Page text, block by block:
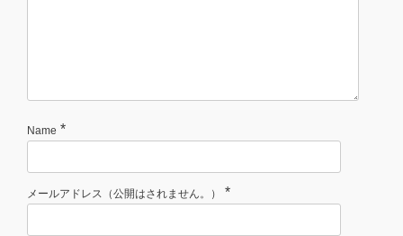
Name *
メールアドレス（公開はされません。） *